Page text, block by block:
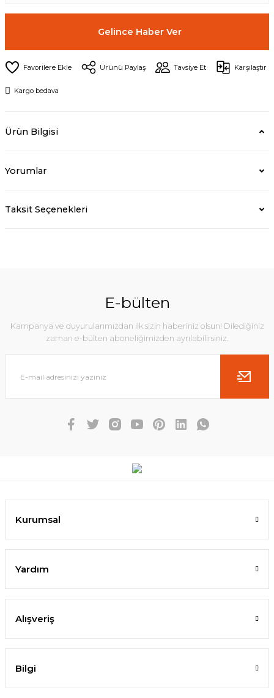
Gelince Haber Ver
Ürünü Paylaş Tavsiye Et Karşılaştır
Kargo bedava
Ürün Bilgisi
Yorumlar
Taksit Seçenekleri
E-bülten
Kampanya ve duyurularımızdan ilk sizin haberiniz olsun! Dilediğiniz
zaman e-bülten aboneliğimizden ayrılabilirsiniz.
Kurumsal
Yardım
Alışveriş
Bilgi